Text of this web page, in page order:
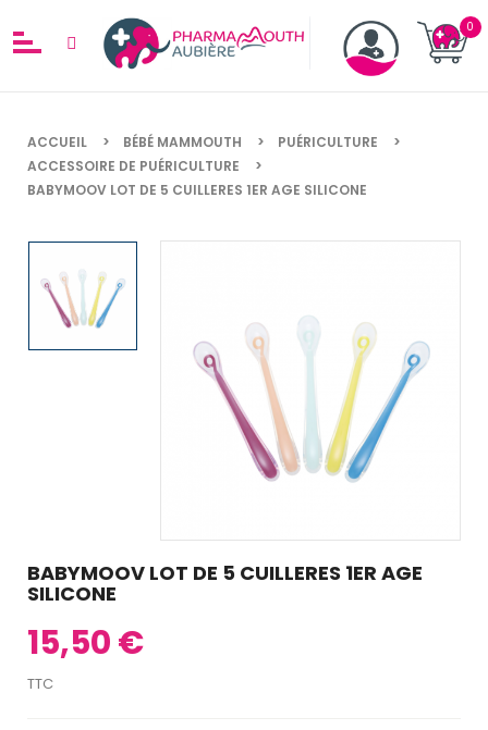
ACCUEIL BÉBÉ MAMMOUTH
PUÉRICULTURE
ACCESSOIRE DE PUÉRICULTURE
BABYMOOV LOT DE 5 CUILLERES 1ER AGE SILICONE
BABYMOOV LOT DE 5 CUILLERES 1ER AGE
SILICONE
15,50 €
TTC